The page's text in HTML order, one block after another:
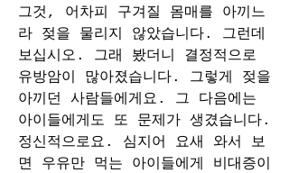
그것, 어차피 구겨질 몸매를 아끼느
라 젖을 물리지 않았습니다. 그런데
보십시오. 그래 봤더니 결정적으로
유방암이 많아졌습니다. 그렇게 젖을
아끼던 사람들에게요. 그 다음에는
아이들에게도 또 문제가 생겼습니다.
정신적으로요. 심지어 요새 와서 보
면 우유만 먹는 아이들에게 비대증이